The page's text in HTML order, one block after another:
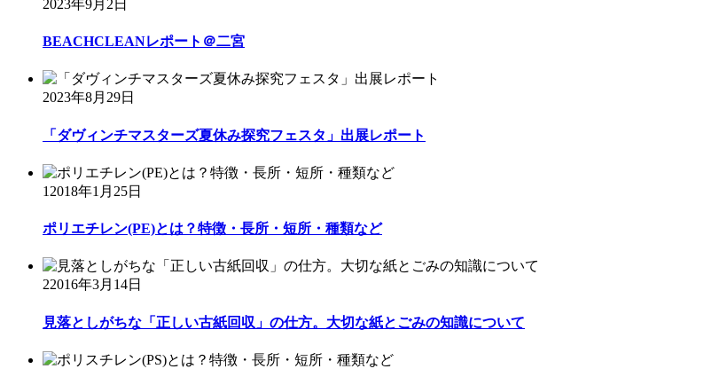
2023年9月2日
BEACHCLEANレポート＠二宮
2023年8月29日
「ダヴィンチマスターズ夏休み探究フェスタ」出展レポート
1 2018年1月25日
ポリエチレン(PE)とは？特徴・長所・短所・種類など
22016年3月14日
見落としがちな「正しい古紙回収」の仕方。大切な紙とごみの知識について